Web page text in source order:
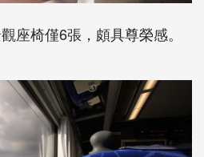
座椅僅6張，頗具尊榮感。